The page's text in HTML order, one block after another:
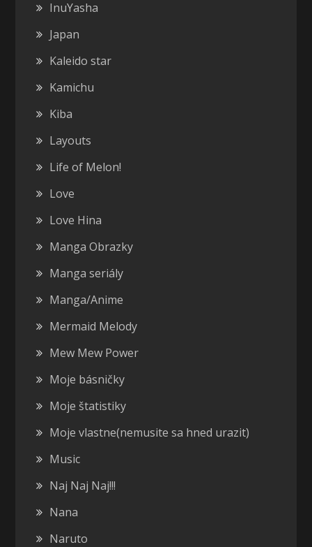
InuYasha
Japan
Kaleido star
Kamichu
Kiba
Layouts
Life of Melon!
Love
Love Hina
Manga Obrazky
Manga seriály
Manga/Anime
Mermaid Melody
Mew Mew Power
Moje básničky
Moje štatistiky
Moje vlastne(nemusite sa hned urazit)
Music
Naj Naj Naj!!!
Nana
Naruto